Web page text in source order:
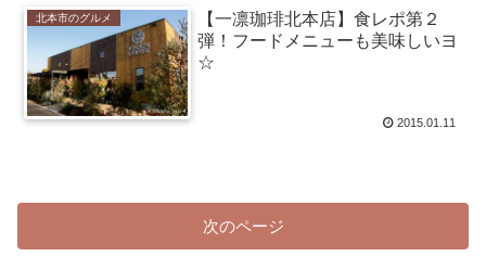
北本市のグルメ
【一凛珈琲北本店】食レポ第２
弾！フードメニューも美味しいヨ
☆
2015.01.11
次のページ